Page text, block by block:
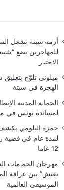
أزمة سبتة تشعل
للمهاجرين يضع
الاختبار
ميلوني تلوّح بتعليق
الهجرة في سبتة
الحماية المدنية
لمساندة تونس في
حمزة البلومي
لمدة عام في قضية
12 عاما
تعيش” بين عراقة
الموسيقى العالمية